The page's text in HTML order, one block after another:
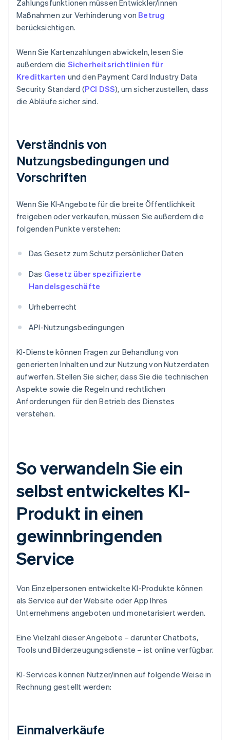
Zahlungsfunktionen müssen Entwickler/innen
Maßnahmen zur Verhinderung von Betrug
berücksichtigen.
Wenn Sie Kartenzahlungen abwickeln, lesen Sie
außerdem die Sicherheitsrichtlinien für
Kreditkarten und den Payment Card Industry Data
Security Standard (PCI DSS), um sicherzustellen, dass
die Abläufe sicher sind.
Verständnis von
Nutzungsbedingungen und
Vorschriften
Wenn Sie KI-Angebote für die breite Öffentlichkeit
freigeben oder verkaufen, müssen Sie außerdem die
folgenden Punkte verstehen:
Das Gesetz zum Schutz persönlicher Daten
Das Gesetz über spezifizierte
Handelsgeschäfte
Urheberrecht
API-Nutzungsbedingungen
KI-Dienste können Fragen zur Behandlung von
generierten Inhalten und zur Nutzung von Nutzerdaten
aufwerfen. Stellen Sie sicher, dass Sie die technischen
Aspekte sowie die Regeln und rechtlichen
Anforderungen für den Betrieb des Dienstes
verstehen.
So verwandeln Sie ein
selbst entwickeltes KI-
Produkt in einen
gewinnbringenden
Service
Von Einzelpersonen entwickelte KI-Produkte können
als Service auf der Website oder App Ihres
Unternehmens angeboten und monetarisiert werden.
Eine Vielzahl dieser Angebote – darunter Chatbots,
Tools und Bilderzeugungsdienste – ist online verfügbar.
KI-Services können Nutzer/innen auf folgende Weise in
Rechnung gestellt werden:
Einmalverkäufe